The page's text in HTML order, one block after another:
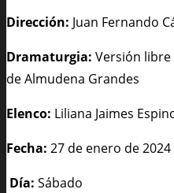
Dirección: Juan Fernando
Dramaturgia: Versión
de Almudena Grandes
Elenco: Liliana Jaimes
Fecha: 27 de enero de 2024
Día: Sábado